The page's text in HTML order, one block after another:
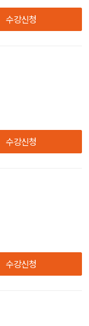
수강신청
수강신청
수강신청